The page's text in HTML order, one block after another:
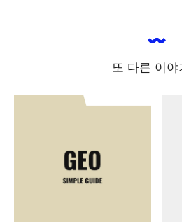
또 다른 이야